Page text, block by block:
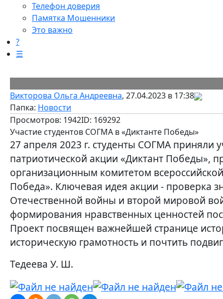
Телефон доверия
Памятка Мошенники
Это важно
?
☰
Викторова Ольга Андреевна, 27.04.2023 в 17:38
Папка: Новости
Просмотров: 1942ID: 169292
Участие студентов СОГМА в «Диктанте Победы»
27 апреля 2023 г. студенты СОГМА приняли
патриотической акции «Диктант Победы»,
организационным комитетом
Победа». Ключевая идея акции - проверка
Отечественной войны и второй мировой
формирования нравственных ценностей
Проект посвящен важнейшей странице
историческую грамотность и почтить
Тедеева У. Ш.